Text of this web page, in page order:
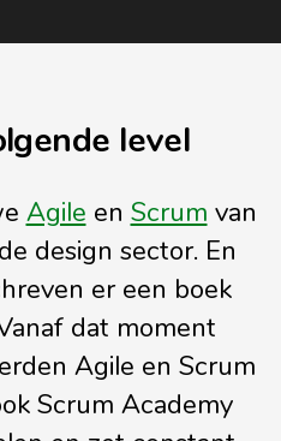
level
Agile en Scrum van
design sector. En
er een boek
dat moment
Agile en Scrum
Scrum Academy